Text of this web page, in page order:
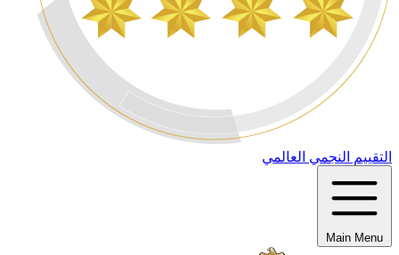
التقييم النجمي العالمي
Main Menu